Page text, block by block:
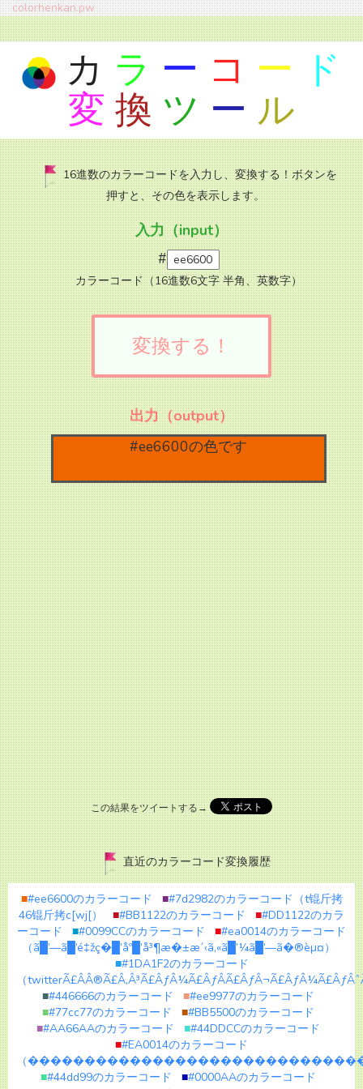
colorhenkan.pw
カ ラ ー コ ー ド
変 換 ツ ー ル
16進数のカラーコードを入力し、変換する！ボタンを
押すと、その色を表示します。
入力（input）
#
カラーコード（16進数6文字 半角、英数字）
変換する！
出力（output）
#ee6600の色です
この結果をツイートする→
直近のカラーコード変換履歴
■#ee6600のカラーコード ■#7d2982のカラーコード（t锟斤拷
46锟斤拷c[wj[）
■#BB1122のカラーコード ■#DD1122のカラ
ーコード
■#0099CCのカラーコード ■#ea0014のカラーコード
（ã█’—ã█’é‡žç�█’åº█’å³¶æ�±æ´‹ã‚«ã█’¼ã█’—ã�®èµ¤）
■#1DA1F2のカラーコード
（
■#446666のカラーコード ■#ee9977のカラーコード
■#77cc77のカラーコード ■#BB5500のカラーコード
■#AA66AAのカラーコード ■#44DDCCのカラーコード
■#EA0014のカラーコード
（
■#44dd99のカラーコード ■#0000AAのカラーコード